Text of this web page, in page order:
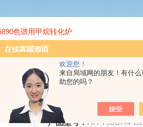
欢迎您！
来自局域网的朋友！有什
助您的吗？
色谱用甲烷转化炉
安捷伦6890
产品型号： HH-790CH4-